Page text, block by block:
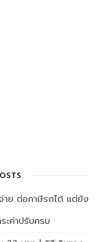
าย ต่อภาษีรถได้ แต่ยัง
ะค่าปรับครบ